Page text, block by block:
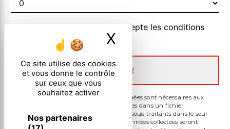
Ce site utilise des cookies
et vous donne le contrôle
sur ceux que vous
souhaitez activer
Nos partenaires
X
En cochant cette case, j'accepte les conditions
particulières ci-dessous **
ENVOYER
** Les données personnelles communiquées sont nécessaires aux
fins de vous contacter et sont enregistrées dans un fichier
informatisé. Elles sont destinées à et ses sous-traitants dans le seul
but de répondre à votre message. Les données collectées seront